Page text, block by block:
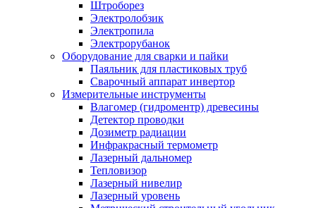
Штроборез
Электролобзик
Электропила
Электрорубанок
Оборудование для сварки и пайки
Паяльник для пластиковых труб
Сварочный аппарат инвертор
Измерительные инструменты
Влагомер (гидроментр) древесины
Детектор проводки
Дозиметр радиации
Инфракрасный термометр
Лазерный дальномер
Тепловизор
Лазерный нивелир
Лазерный уровень